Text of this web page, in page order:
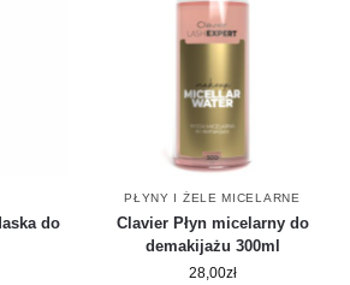
do
PŁYNY I ŻELE MICELARNE
Clavier Płyn micelarny do
demakijażu 300ml
28,00zł